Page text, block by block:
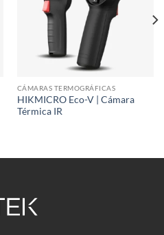
CÁMARAS TERMOGRÁFICAS
HIKMICRO Eco-V | Cámara
Térmica IR